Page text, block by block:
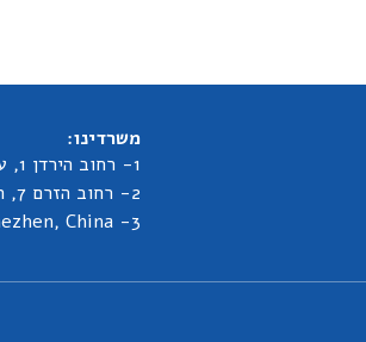
משרדינו:
1- רחוב הירדן 1, עין ורד.
2- רחוב הזרם 7, תל-אביב.
3- DunBei 2, Shezhen, China